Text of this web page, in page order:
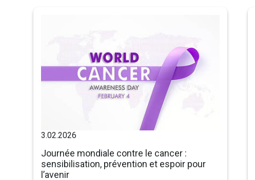
3.02.2026
Journée mondiale contre le cancer :
sensibilisation, prévention et espoir pour
l’avenir